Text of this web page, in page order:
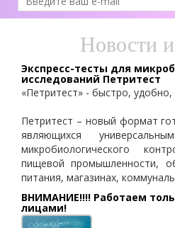
Новости и
Экспресс-тесты для
исследований Петритест
«Петритест» - быстро,
Петритест – новый формат
являющихся
микробиологического
пищевой промышленности,
питания, магазинах,
ВНИМАНИЕ!!!! Работаем
лицами!